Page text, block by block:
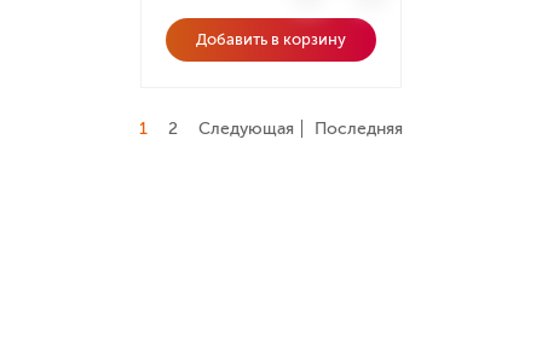
Добавить в корзину
1 2 Следующая Последняя